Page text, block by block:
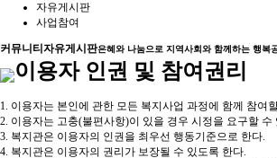
자유게시판
사업참여
커뮤니티 자유게시판은혜와 나눔으로 지역사회와 함께하는 행복
이용자 인권 및 참여권리
1. 이용자는 본인에 관한 모든 복지사업 과정에 함께 참여
2. 이용자는 고충(불편사항)이 있을 경우 시정을 요구할 수
3. 복지관은 이용자의 인권을 최우선 행동기준으로 한다.
4. 복지관은 이용자의 권리가 보장될 수 있도록 한다.